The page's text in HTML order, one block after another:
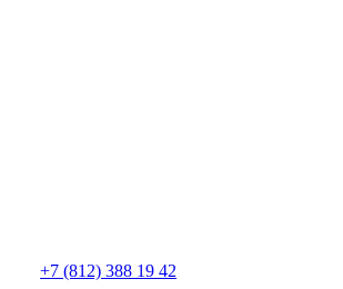
+7 (812) 388 19 42